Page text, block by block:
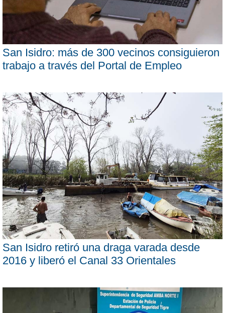
San Isidro: más de 300 vecinos consiguieron
trabajo a través del Portal de Empleo
San Isidro retiró una draga varada desde
2016 y liberó el Canal 33 Orientales